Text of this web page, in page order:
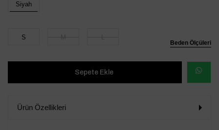
Beden Ölçüleri
Siyah
S
SİPARİŞ
Ürün Özellikleri